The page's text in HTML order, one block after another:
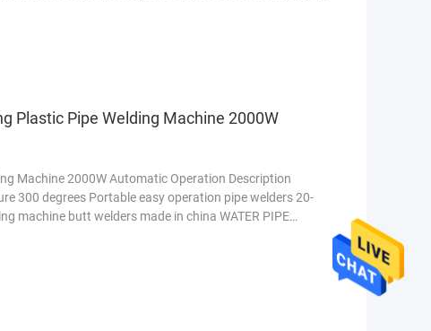
Plastic Pipe Welding Machine 2000W
Machine 2000W Automatic Operation Description
300 degrees Portable easy operation pipe welders 20-
machine butt welders made in china WATER PIPE
...